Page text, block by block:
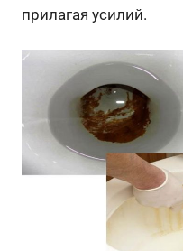
прилагая усилий.